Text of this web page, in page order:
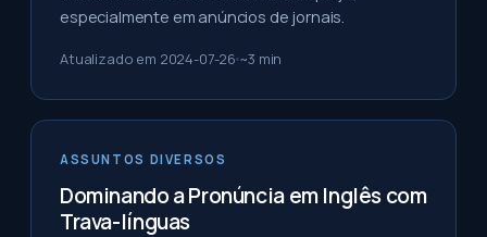
especialmente em anúncios de jornais.
Atualizado em 2024-07-26 ~3 min
ASSUNTOS DIVERSOS
Dominando a Pronúncia em Inglês com
Trava-línguas